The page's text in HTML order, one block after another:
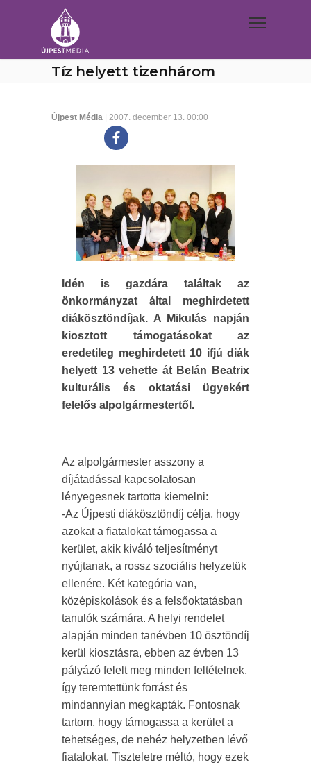
Tíz helyett tizenhárom
Újpest Média | 2007. december 13. 00:00
Idén is gazdára találtak az
önkormányzat által meghirdetett
diákösztöndíjak. A Mikulás napján
kiosztott támogatásokat az
eredetileg meghirdetett 10 ifjú diák
helyett 13 vehette át Belán Beatrix
kulturális és oktatási ügyekért
felelős alpolgármestertől.
Az alpolgármester asszony a
díjátadással kapcsolatosan
lényegesnek tartotta kiemelni:
-Az Újpesti diákösztöndíj célja, hogy
azokat a fiatalokat támogassa a
kerület, akik kiváló teljesítményt
nyújtanak, a rossz szociális helyzetük
ellenére. Két kategória van,
középiskolások és a felsőoktatásban
tanulók számára. A helyi rendelet
alapján minden tanévben 10 ösztöndíj
kerül kiosztásra, ebben az évben 13
pályázó felelt meg minden feltételnek,
így teremtettünk forrást és
mindannyian megkapták. Fontosnak
tartom, hogy támogassa a kerület a
tehetséges, de nehéz helyzetben lévő
fiatalokat. Tiszteletre méltó, hogy ezek